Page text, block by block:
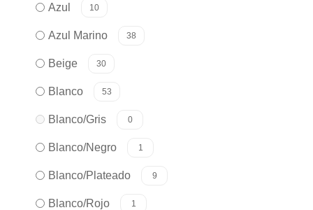
Azul 10
Azul Marino 38
Beige 30
Blanco 53
Blanco/Gris 0
Blanco/Negro 1
Blanco/Plateado 9
Blanco/Rojo 1